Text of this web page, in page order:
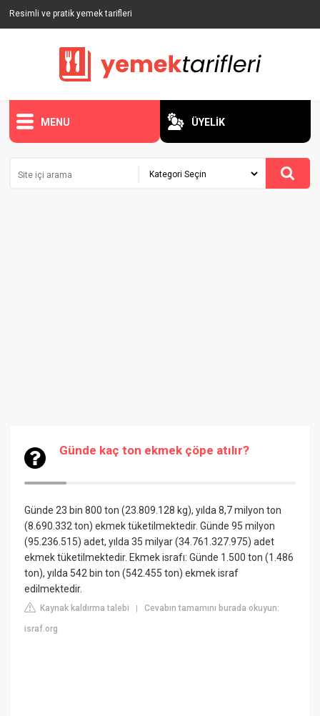
Resimli ve pratik yemek tarifleri
MENU ÜYELİK
Günde kaç ton ekmek çöpe atılır?
Günde 23 bin 800 ton (23.809.128 kg), yılda 8,7 milyon ton
(8.690.332 ton) ekmek tüketilmektedir. Günde 95 milyon
(95.236.515) adet, yılda 35 milyar (34.761.327.975) adet
ekmek tüketilmektedir. Ekmek israfı: Günde 1.500 ton (1.486
ton), yılda 542 bin ton (542.455 ton) ekmek israf
edilmektedir.
Kaynak kaldırma talebi |Cevabın tamamını burada okuyun:
israf.org